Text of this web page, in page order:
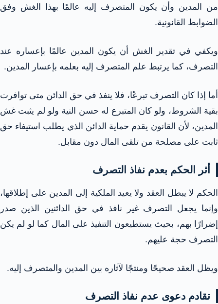
من المدين وأن يكون المتصرف إليه عالمًا بهذا الغش وفق
الضوابط القانونية.
ويكفي في تقدير الغش أن يكون المدين عالمًا بإعساره عند
التصرف، كما يرتبط علم المتصرف إليه بعلمه بإعسار المدين.
أما إذا كان التصرف تبرعًا، فلا ينفذ في حق الدائن متى توافرت
بقية الشروط، ولو كان المتبرع له حسن النية ولو لم يثبت غش
المدين، لأن القانون يقدم حماية الدائن الذي يطلب استيفاء حق
ثابت على مصلحة من تلقى المال دون مقابل.
أثر الحكم بعدم نفاذ التصرف
الحكم لا يبطل العقد ولا يعيد الملكية إلى المدين على إطلاقها،
وإنما يجعل التصرف غير نافذ في حق الدائنين الذين صدر
إضرارًا بهم، بحيث يستطيعون التنفيذ على المال كما لو لم يكن
التصرف حجة عليهم.
ويظل العقد صحيحًا ومنتجًا لآثاره بين المدين والمتصرف إليه.
تقادم دعوى عدم نفاذ التصرف